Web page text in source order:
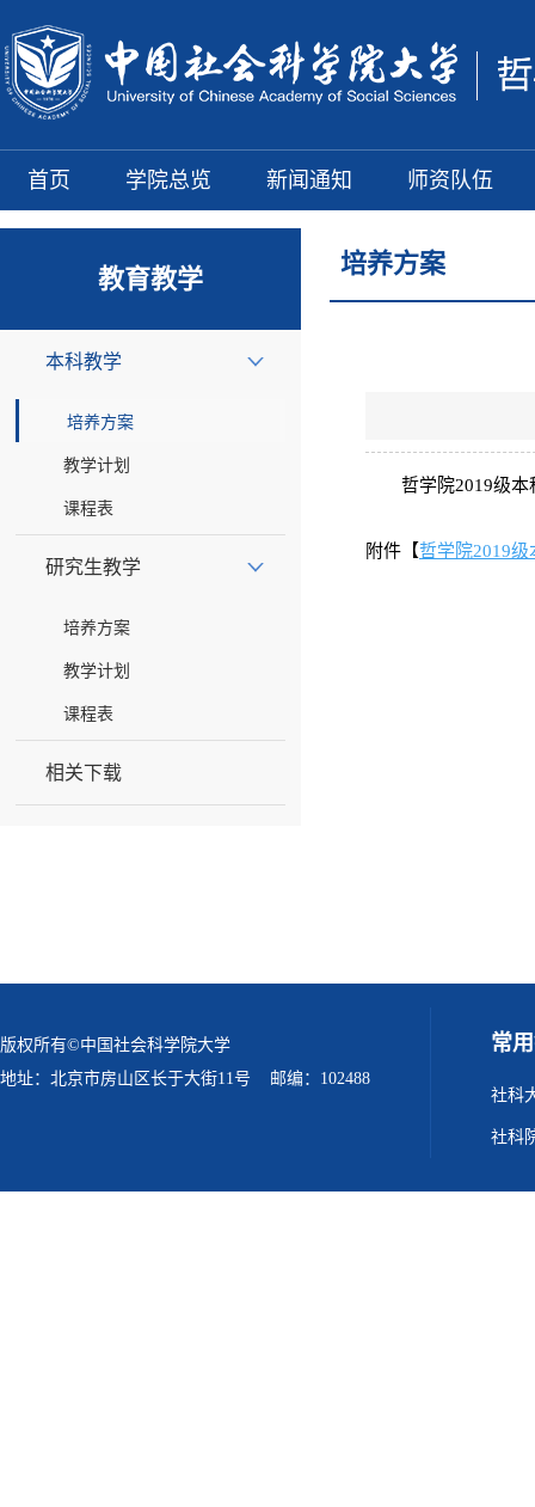
首页 学院总览 新闻通知 师资队伍
教育教学
本科教学
培养方案
教学计划
课程表
研究生教学
培养方案
教学计划
课程表
相关下载
培养方案
哲学院2019级
附件【哲学院2019
版权所有©中国社会科学院大学
地址：北京市房山区长于大街11号 邮编：102488
常
社科
社科